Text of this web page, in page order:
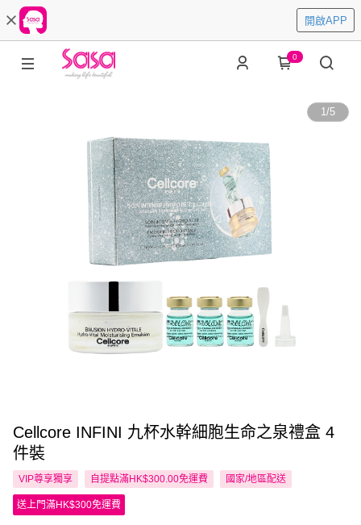
開啟APP
0
1/5
Cellcore INFINI 九杯水幹細胞生命之泉禮盒 4
件裝
VIP尊享獨享 自提點滿HK$300.00免運費 國家/地區配送
送上門滿HK$300免運費